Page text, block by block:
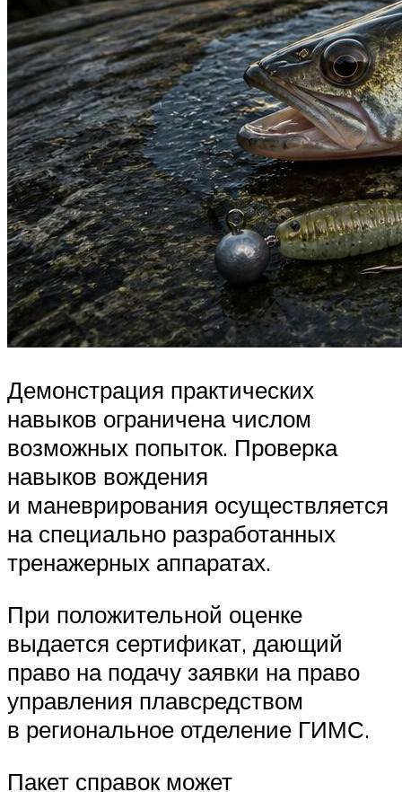
Демонстрация практических
навыков ограничена числом
возможных попыток. Проверка
навыков вождения
и маневрирования осуществляется
на специально разработанных
тренажерных аппаратах.
При положительной оценке
выдается сертификат, дающий
право на подачу заявки на право
управления плавсредством
в региональное отделение ГИМС.
Пакет справок может